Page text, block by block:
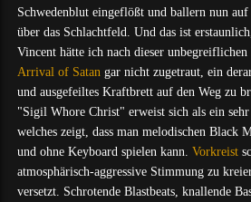
Schwedenblut eingeflößt und ballern nun
über das Schlachtfeld. Und das ist
Vincent hätte ich nach dieser
Arrival of Satan gar nicht zugetraut, ein
und ausgefeiltes Kraftbrett auf den Weg zu
"Sigil Whore Christ" erweist sich als ein
welches zeigt, dass man melodischen Black
und ohne Keyboard spielen kann. Vorkreist
atmosphärisch-aggressive Stimmung zu
versetzt. Schrotende Blastbeats, knallende